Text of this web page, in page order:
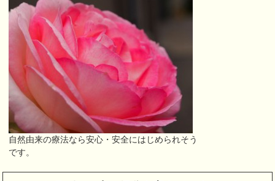
自然由来の療法なら安心・安全にはじめられそう
です。